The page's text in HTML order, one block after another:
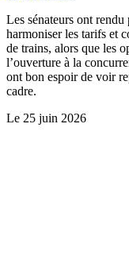
Les sénateurs ont
harmoniser les tarifs et
de trains, alors que les
l’ouverture à la
ont bon espoir de voir
cadre.
Le 25 juin 2026